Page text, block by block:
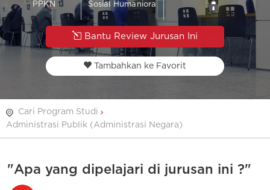
PPKN Sosial Humaniora
Bantu Review Jurusan Ini
Tambahkan ke Favorit
Cari Program Studi
Administrasi Publik (Administrasi Negara)
"Apa yang dipelajari di jurusan ini ?"